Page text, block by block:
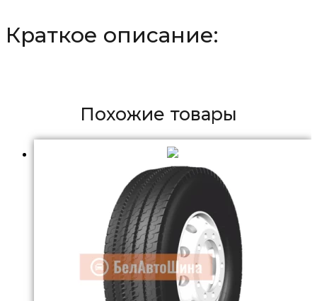
Краткое описание:
Похожие товары